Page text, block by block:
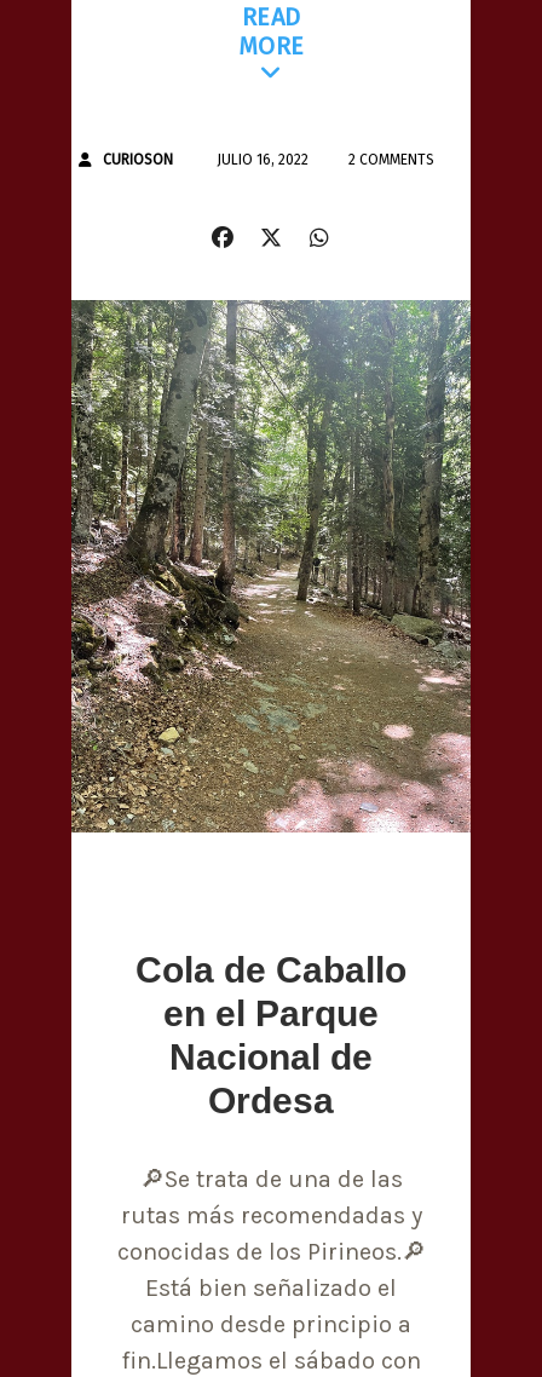
READ
MORE
CURIOSON JULIO 16, 2022 2 COMMENTS
Cola de Caballo
en el Parque
Nacional de
Ordesa
🔎Se trata de una de las
rutas más recomendadas y
conocidas de los Pirineos.🔎
Está bien señalizado el
camino desde principio a
fin.Llegamos el sábado con